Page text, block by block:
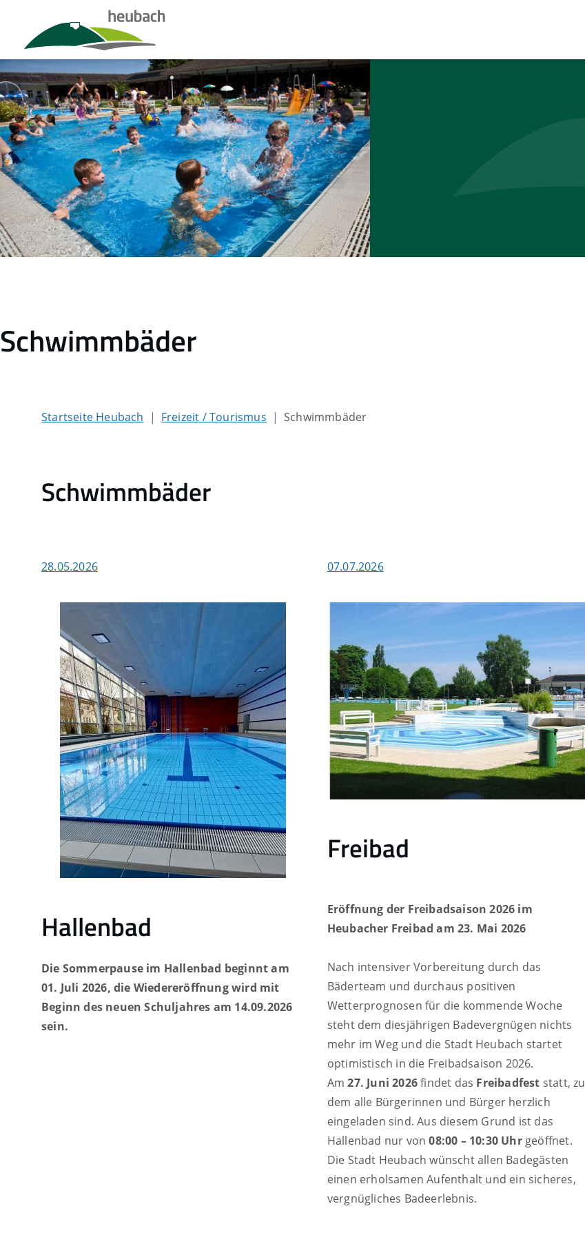
Schwimmbäder
Startseite Heubach Freizeit / Tourismus Schwimmbäder
Schwimmbäder
28.05.2026
Hallenbad
Die Sommerpause im Hallenbad beginnt am
01. Juli 2026, die Wiedereröffnung wird mit
Beginn des neuen Schuljahres am 14.09.2026
sein.
07.07.2026
Freibad
Eröffnung der Freibadsaison 2026 im
Heubacher Freibad am 23. Mai 2026
Nach intensiver Vorbereitung durch das
Bäderteam und durchaus positiven
Wetterprognosen für die kommende Woche
steht dem diesjährigen Badevergnügen nichts
mehr im Weg und die Stadt Heubach startet
optimistisch in die Freibadsaison 2026.
Am27. Juni 2026findet das Freibadfest statt, zu
dem alle Bürgerinnen und Bürger herzlich
eingeladen sind. Aus diesem Grund ist das
Hallenbad nur von08:00 – 10:30 Uhrgeöffnet.
Die Stadt Heubach wünscht allen Badegästen
einen erholsamen Aufenthalt und ein sicheres,
vergnügliches Badeerlebnis.